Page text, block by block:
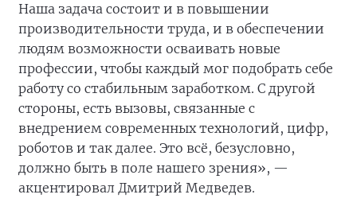
Наша задача состоит и в повышении
производительности труда, и в обеспечении
людям возможности осваивать новые
профессии, чтобы каждый мог подобрать себе
работу со стабильным заработком. С другой
стороны, есть вызовы, связанные с
внедрением современных технологий, цифр,
роботов и так далее. Это всё, безусловно,
должно быть в поле нашего зрения», —
акцентировал Дмитрий Медведев.